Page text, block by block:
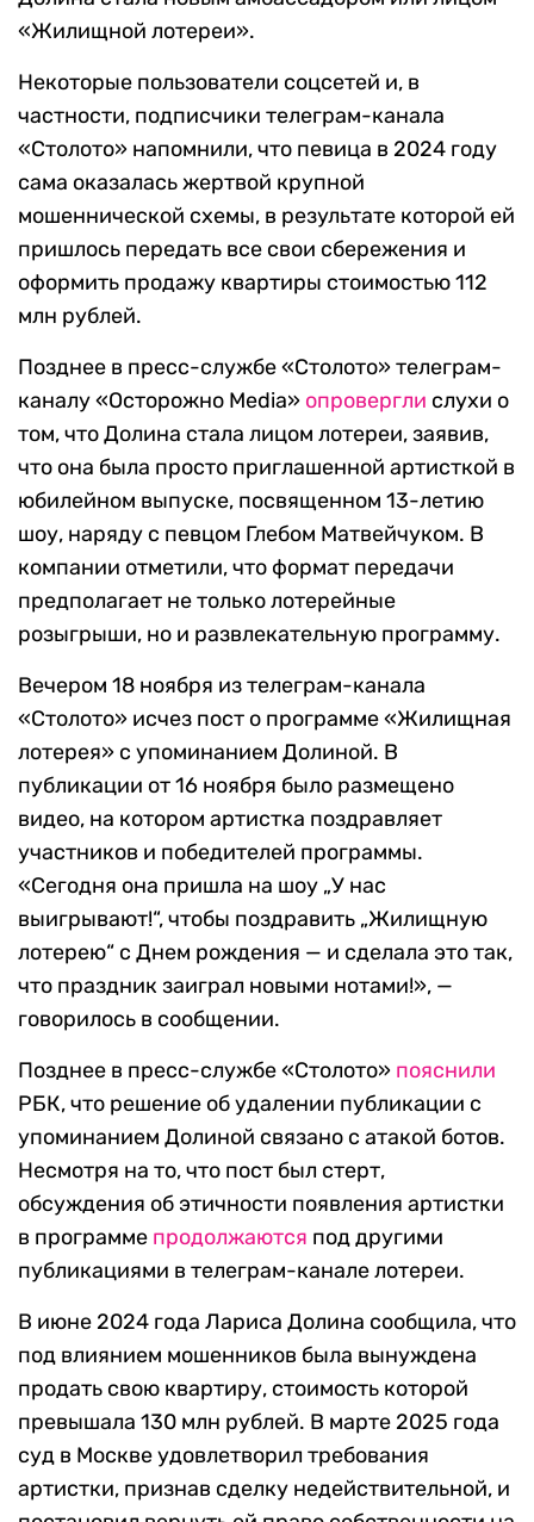
«Жилищной лотереи».
Некоторые пользователи соцсетей и, в
частности, подписчики телеграм-канала
«Столото» напомнили, что певица в 2024 году
сама оказалась жертвой крупной
мошеннической схемы, в результате которой ей
пришлось передать все свои сбережения и
оформить продажу квартиры стоимостью 112
млн рублей.
Позднее в пресс-службе «Столото» телеграм-
каналу «Осторожно Media» опровергли слухи о
том, что Долина стала лицом лотереи, заявив,
что она была просто приглашенной артисткой в
юбилейном выпуске, посвященном 13-летию
шоу, наряду с певцом Глебом Матвейчуком. В
компании отметили, что формат передачи
предполагает не только лотерейные
розыгрыши, но и развлекательную программу.
Вечером 18 ноября из телеграм-канала
«Столото» исчез пост о программе «Жилищная
лотерея» с упоминанием Долиной. В
публикации от 16 ноября было размещено
видео, на котором артистка поздравляет
участников и победителей программы.
«Сегодня она пришла на шоу „У нас
выигрывают!“, чтобы поздравить „Жилищную
лотерею“ с Днем рождения — и сделала это так,
что праздник заиграл новыми нотами!», —
говорилось в сообщении.
Позднее в пресс-службе «Столото» пояснили
РБК, что решение об удалении публикации с
упоминанием Долиной связано с атакой ботов.
Несмотря на то, что пост был стерт,
обсуждения об этичности появления артистки
в программе продолжаются под другими
публикациями в телеграм-канале лотереи.
В июне 2024 года Лариса Долина сообщила, что
под влиянием мошенников была вынуждена
продать свою квартиру, стоимость которой
превышала 130 млн рублей. В марте 2025 года
суд в Москве удовлетворил требования
артистки, признав сделку недействительной, и